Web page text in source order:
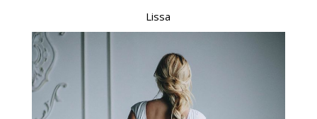
Lissa